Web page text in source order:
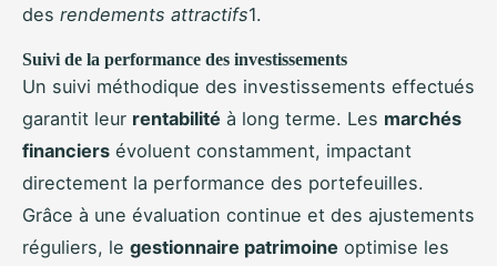
des rendements attractifs1.
Suivi de la performance des investissements
Un suivi méthodique des investissements effectués
garantit leur rentabilité à long terme. Les marchés
financiers évoluent constamment, impactant
directement la performance des portefeuilles.
Grâce à une évaluation continue et des ajustements
réguliers, le gestionnaire patrimoine optimise les